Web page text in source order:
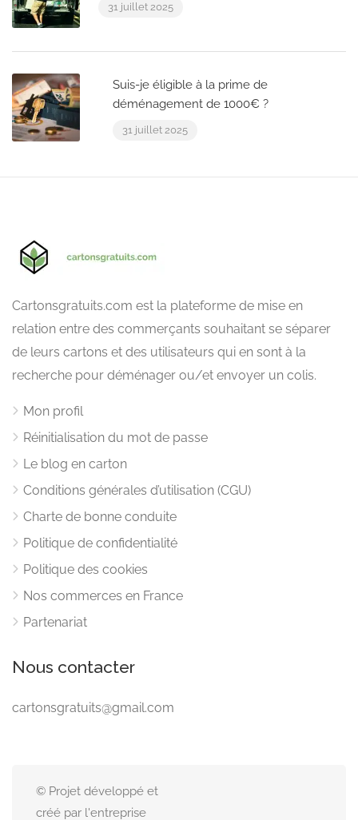
31 juillet 2025
Suis-je éligible à la prime de
déménagement de 1000€ ?
31 juillet 2025
Cartonsgratuits.com est la plateforme de mise en
relation entre des commerçants souhaitant se séparer
de leurs cartons et des utilisateurs qui en sont à la
recherche pour déménager ou/et envoyer un colis.
Mon profil
Réinitialisation du mot de passe
Le blog en carton
Conditions générales d’utilisation (CGU)
Charte de bonne conduite
Politique de confidentialité
Politique des cookies
Nos commerces en France
Partenariat
Nous contacter
cartonsgratuits@gmail.com
© Projet développé et
créé par l'entreprise